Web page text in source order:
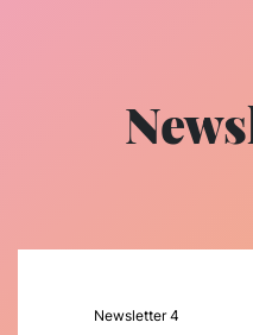
Newsletter 4